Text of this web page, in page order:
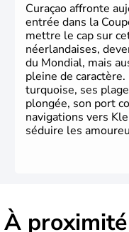
Curaçao affronte
entrée dans la
mettre le cap sur
néerlandaises,
du Mondial, mais
pleine de
turquoise, ses
plongée, son port
navigations vers
séduire les
À